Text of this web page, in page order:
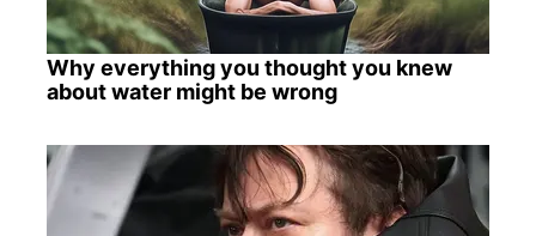
Why everything you thought you knew
about water might be wrong